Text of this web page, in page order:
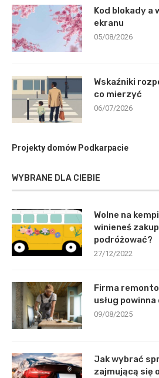
Kod blokady a
ekranu
05/08/2026
Wskaźniki
co mierzyć
06/07/2026
Projekty domów Podkarpacie
WYBRANE DLA CIEBIE
Wolne na
winieneś
podróżować?
27/12/2022
Firma
usług
09/08/2025
Jak wybrać
zajmującą się